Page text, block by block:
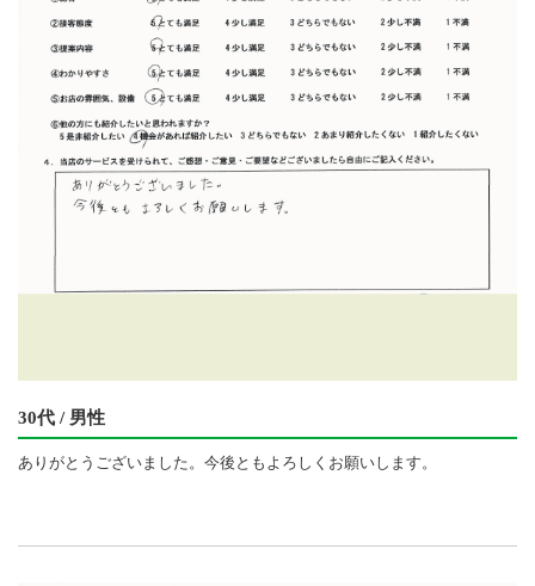
30代 / 男性
ありがとうございました。今後ともよろしくお願いします。